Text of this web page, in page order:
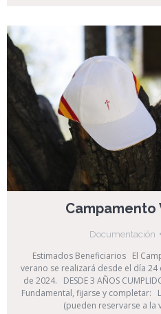
Campamento
Documentación
Estimados Beneficiarios El
verano se realizará desde el día
de 2024. DESDE 3 AÑOS
Fundamental, fijarse y completar:
(pueden reservarse a la